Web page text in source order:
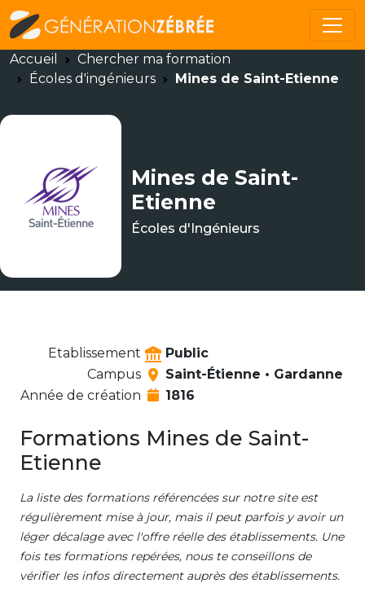
Accueil
Chercher ma formation
Écoles d'ingénieurs
Mines de Saint-Etienne
Mines de Saint-
Etienne
Écoles d'Ingénieurs
Etablissement
Public
Campus
Saint-Étienne • Gardanne
Année de création
1816
Formations Mines de Saint-
Etienne
La liste des formations référencées sur notre site est
régulièrement mise à jour, mais il peut parfois y avoir un
léger décalage avec l'offre réelle des établissements. Une
fois tes formations repérées, nous te conseillons de
vérifier les infos directement auprès des établissements.